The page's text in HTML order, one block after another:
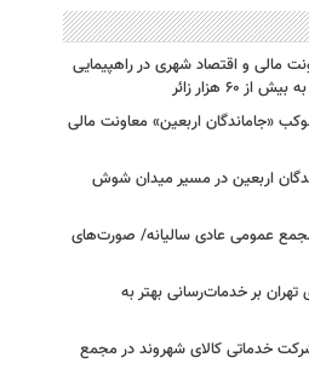
مالی و اقتصاد شهری در راهپیمایی
هزار زائر
«جاماندگان اربعین» معاونت مالی
اربعین در مسیر میدان شوش
عمومی عادی سالیانه/ صورت‌های
تهران بر خدمات‌رسانی بهتر به
خدماتی کالای شهروند در مجمع